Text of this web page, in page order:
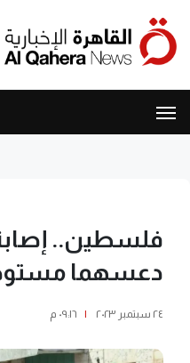
فلسطين..
دعسهما
٢٤ سبتمبر ٢٠٢٣ | ٠٩:١٦ م